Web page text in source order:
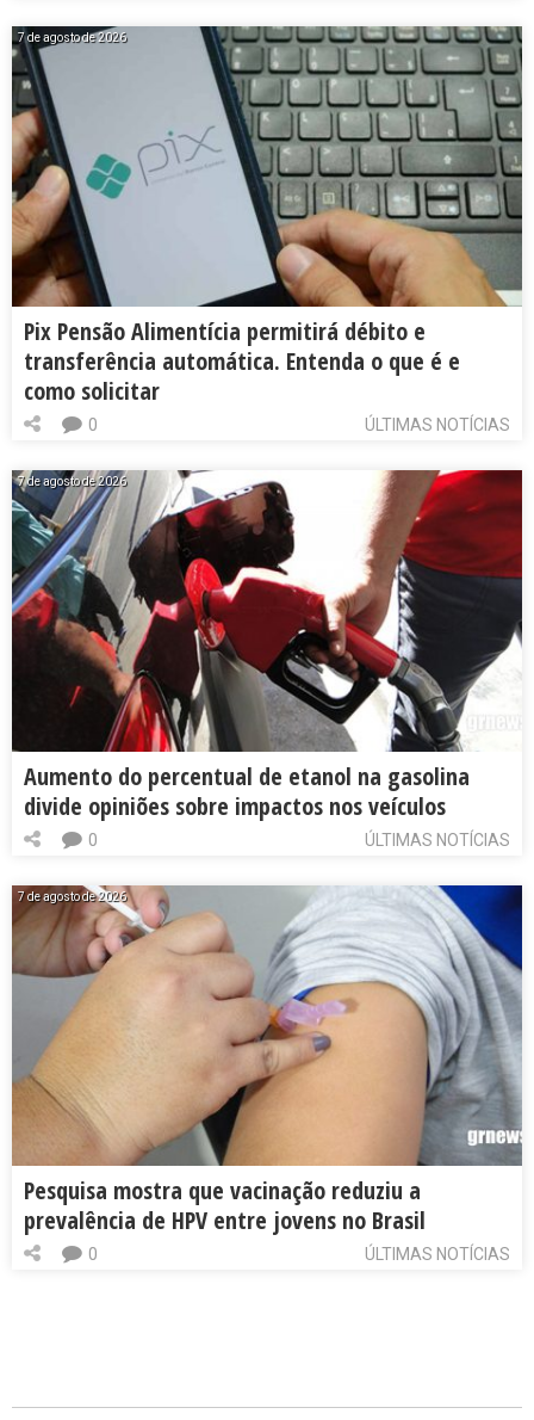
7 de agosto de 2026
Pix Pensão Alimentícia permitirá débito e
transferência automática. Entenda o que é e
como solicitar
ÚLTIMAS NOTÍCIAS
0
7 de agosto de 2026
Aumento do percentual de etanol na gasolina
divide opiniões sobre impactos nos veículos
ÚLTIMAS NOTÍCIAS
0
7 de agosto de 2026
Pesquisa mostra que vacinação reduziu a
prevalência de HPV entre jovens no Brasil
ÚLTIMAS NOTÍCIAS
0